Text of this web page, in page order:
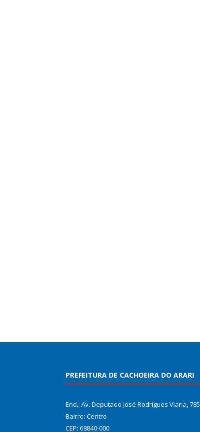
PREFEITURA DE CACHOEIRA DO ARARI
End.: Av. Deputado José Rodrigues Viana, 785
Bairro: Centro
CEP: 68840-000